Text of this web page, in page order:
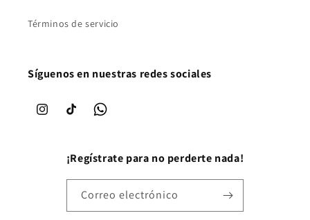
Términos de servicio
Síguenos en nuestras redes sociales
InstagramTikTok WhatsApp
¡Regístrate para no perderte nada!
Correo electrónico